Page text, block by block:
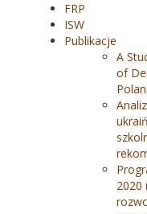
FRP
ISW
Publikacje
A
of
2020